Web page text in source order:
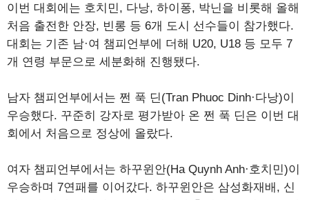
이번 대회에는 호치민, 다낭, 하이퐁, 박닌을 비롯해 올해
처음 출전한 안장, 빈롱 등 6개 도시 선수들이 참가했다.
대회는 기존 남·여 챔피언부에 더해 U20, U18 등 모두 7
개 연령 부문으로 세분화해 진행됐다.
남자 챔피언부에서는 쩐 푹 딘(Tran Phuoc Dinh·다낭)이
우승했다. 꾸준히 강자로 평가받아 온 쩐 푹 딘은 이번 대
회에서 처음으로 정상에 올랐다.
여자 챔피언부에서는 하꾸윈안(Ha Quynh Anh·호치민)이
우승하며 7연패를 이어갔다. 하꾸윈안은 삼성화재배, 신